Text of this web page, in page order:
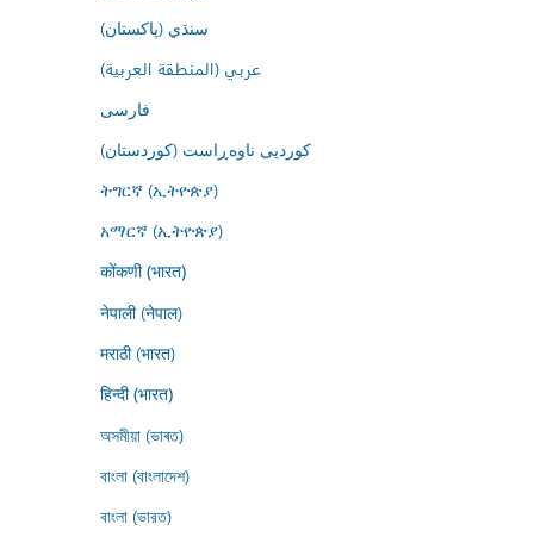
سنڌي (پاکستان)
عربي (المنطقة العربية)
فارسى
کوردیی ناوەڕاست (کوردستان)
ትግርኛ (ኢትዮጵያ)
አማርኛ (ኢትዮጵያ)
कोंकणी (भारत)
नेपाली (नेपाल)
मराठी (भारत)
हिन्दी (भारत)
অসমীয়া (ভাৰত)
বাংলা (বাংলাদেশ)
বাংলা (ভারত)